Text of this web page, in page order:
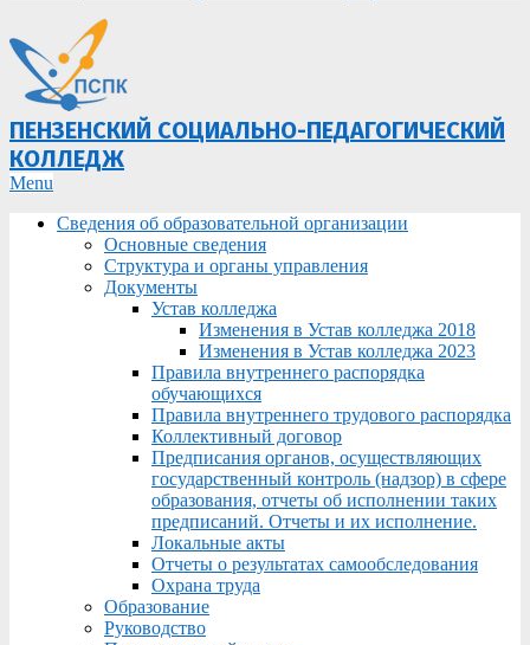
ПЕНЗЕНСКИЙ СОЦИАЛЬНО-ПЕДАГОГИЧЕСКИЙ
КОЛЛЕДЖ
Primary
Menu
Menu
Сведения об образовательной организации
Основные сведения
Структура и органы управления
Документы
Устав колледжа
Изменения в Устав колледжа 2018
Изменения в Устав колледжа 2023
Правила внутреннего распорядка
обучающихся
Правила внутреннего трудового распорядка
Коллективный договор
Предписания органов, осуществляющих
государственный контроль (надзор) в сфере
образования, отчеты об исполнении таких
предписаний. Отчеты и их исполнение.
Локальные акты
Отчеты о результатах самообследования
Охрана труда
Образование
Руководство